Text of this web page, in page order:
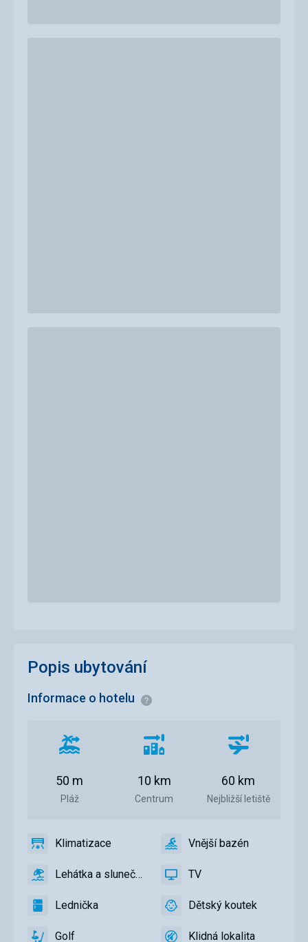
Popis ubytování
Informace o hotelu Informace
Vzdálenost
pláže
Pláž
50 m
Vzdálenost
centra
Centrum
10 km
Vzdálenost
letiště
Nejbližší letiště
60 km
Klimatizace
Klimatizace
ano
VnějšíVnější bazén
ano
Lehátka
slunečníky
bazénu
Lehátka a slunečníky u bazénu zdarma
ano TV TV
ano
LedničkaLednička
ano
Dětský
Dětské
Dětský koutek
ano
Golf Klidná lokalita